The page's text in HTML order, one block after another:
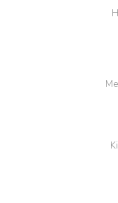
Ürün resmi
Ürün
Ürün bilgilerinde